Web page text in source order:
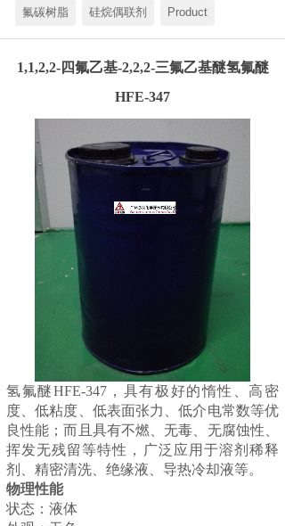
氟碳树脂 硅烷偶联剂 Product
1,1,2,2-四氟乙基-2,2,2-三氟乙基醚氢氟醚
HFE-347
氢氟醚HFE-347，具有极好的惰性、高密
度、低粘度、低表面张力、低介电常数等优
良性能；而且具有不燃、无毒、无腐蚀性、
挥发无残留等特性，广泛应用于溶剂稀释
剂、精密清洗、绝缘液、导热冷却液等。
物理性能
状态：液体